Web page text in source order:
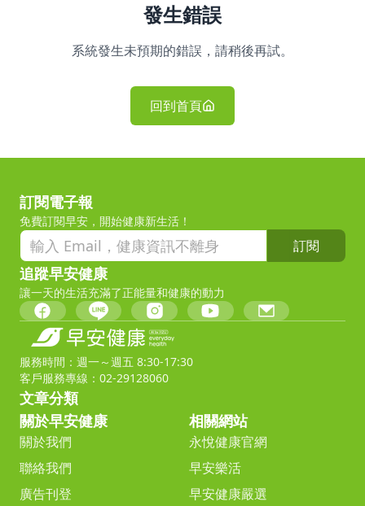
發生錯誤
系統發生未預期的錯誤，請稍後再試。
回到首頁
訂閱電子報
免費訂閱早安，開始健康新生活！
訂閱
追蹤早安健康
讓一天的生活充滿了正能量和健康的動力
服務時間：週一～週五 8:30-17:30
客戶服務專線：02-29128060
文章分類
關於早安健康
關於我們
聯絡我們
廣告刊登
相關網站
永悅健康官網
早安樂活
早安健康嚴選